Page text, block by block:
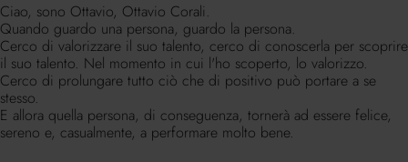
Ciao, sono Ottavio, Ottavio Corali.
Quando guardo una persona, guardo la persona.
Cerco di valorizzare il suo talento, cerco di conoscerla per scoprire
il suo talento. Nel momento in cui l'ho scoperto, lo valorizzo.
Cerco di prolungare tutto ciò che di positivo può portare a se
stesso.
E allora quella persona, di conseguenza, tornerà ad essere felice,
sereno e, casualmente, a performare molto bene.